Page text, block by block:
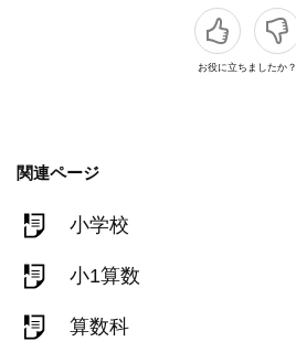
お役に立ちましたか？
関連ページ
小学校
小1算数
算数科